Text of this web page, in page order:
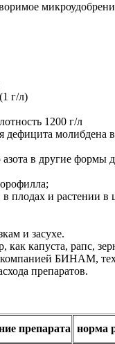
г/л)
1200 г/л
дефицита молибдена
в другие формы
плодах и растении в
и засухе.
как капуста, рапс,
компанией БИНАМ,
препаратов.
препарата норма